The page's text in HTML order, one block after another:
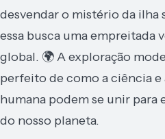
desvendar o mistério da ilha
essa busca uma empreitada
global. 🌍 A exploração
perfeito de como a ciência e
humana podem se unir para
do nosso planeta.